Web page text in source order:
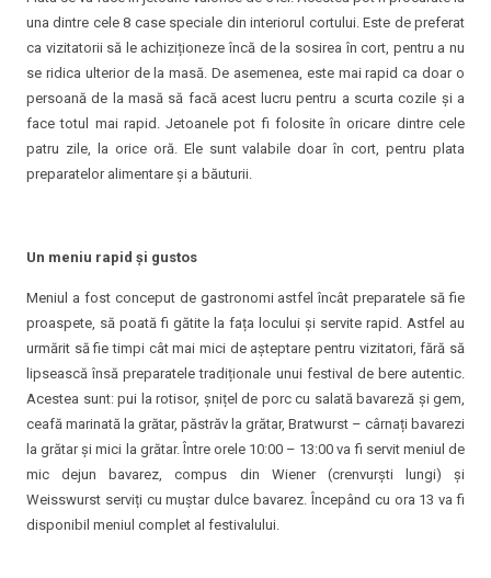
una dintre cele 8 case speciale din interiorul cortului. Este de preferat
ca vizitatorii să le achiziționeze încă de la sosirea în cort, pentru a nu
se ridica ulterior de la masă. De asemenea, este mai rapid ca doar o
persoană de la masă să facă acest lucru pentru a scurta cozile și a
face totul mai rapid. Jetoanele pot fi folosite în oricare dintre cele
patru zile, la orice oră. Ele sunt valabile doar în cort, pentru plata
preparatelor alimentare și a băuturii.
Un meniu rapid și gustos
Meniul a fost conceput de gastronomi astfel încât preparatele să fie
proaspete, să poată fi gătite la fața locului și servite rapid. Astfel au
urmărit să fie timpi cât mai mici de așteptare pentru vizitatori, fără să
lipsească însă preparatele tradiționale unui festival de bere autentic.
Acestea sunt: pui la rotisor, șnițel de porc cu salată bavareză și gem,
ceafă marinată la grătar, păstrăv la grătar, Bratwurst – cârnați bavarezi
la grătar și mici la grătar. Între orele 10:00 – 13:00 va fi servit meniul de
mic dejun bavarez, compus din Wiener (crenvurști lungi) și
Weisswurst serviți cu muștar dulce bavarez. Începând cu ora 13 va fi
disponibil meniul complet al festivalului.